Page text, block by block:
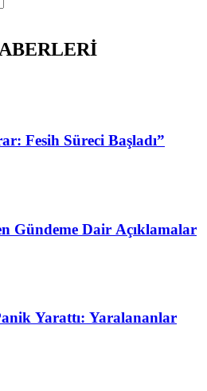
Fesih Süreci Başladı”
Gündeme Dair Açıklamalar
Yarattı: Yaralananlar